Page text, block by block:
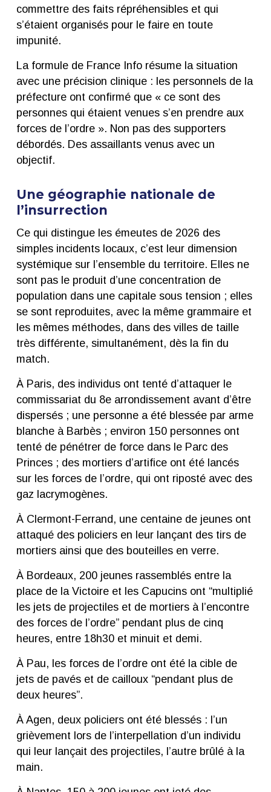
commettre des faits répréhensibles et qui
s’étaient organisés pour le faire en toute
impunité.
La formule de France Info résume la situation
avec une précision clinique : les personnels de la
préfecture ont confirmé que « ce sont des
personnes qui étaient venues s’en prendre aux
forces de l’ordre ». Non pas des supporters
débordés. Des assaillants venus avec un
objectif.
Une géographie nationale de
l’insurrection
Ce qui distingue les émeutes de 2026 des
simples incidents locaux, c’est leur dimension
systémique sur l’ensemble du territoire. Elles ne
sont pas le produit d’une concentration de
population dans une capitale sous tension ; elles
se sont reproduites, avec la même grammaire et
les mêmes méthodes, dans des villes de taille
très différente, simultanément, dès la fin du
match.
À Paris, des individus ont tenté d’attaquer le
commissariat du 8e arrondissement avant d’être
dispersés ; une personne a été blessée par arme
blanche à Barbès ; environ 150 personnes ont
tenté de pénétrer de force dans le Parc des
Princes ; des mortiers d’artifice ont été lancés
sur les forces de l’ordre, qui ont riposté avec des
gaz lacrymogènes.
À Clermont-Ferrand, une centaine de jeunes ont
attaqué des policiers en leur lançant des tirs de
mortiers ainsi que des bouteilles en verre.
À Bordeaux, 200 jeunes rassemblés entre la
place de la Victoire et les Capucins ont “multiplié
les jets de projectiles et de mortiers à l’encontre
des forces de l’ordre” pendant plus de cinq
heures, entre 18h30 et minuit et demi.
À Pau, les forces de l’ordre ont été la cible de
jets de pavés et de cailloux “pendant plus de
deux heures”.
À Agen, deux policiers ont été blessés : l’un
grièvement lors de l’interpellation d’un individu
qui leur lançait des projectiles, l’autre brûlé à la
main.